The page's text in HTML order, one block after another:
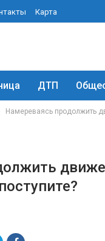
Карта
ДТП
Намереваясь продолжить